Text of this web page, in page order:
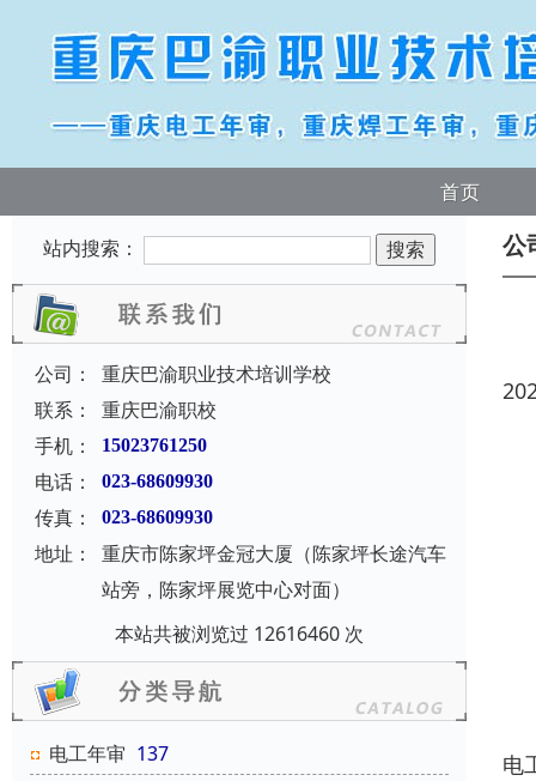
首页
站内搜索：
公司：
重庆巴渝职业技术培训学校
联系：
重庆巴渝职校
手机：
15023761250
电话： 023-68609930
传真： 023-68609930
地址：
重庆市陈家坪金冠大厦（陈家坪长途汽车
站旁，陈家坪展览中心对面）
本站共被浏览过 12616460 次
电工年审 137
公
电